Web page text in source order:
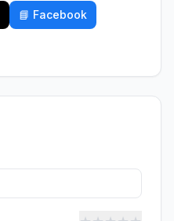
📘 Facebook